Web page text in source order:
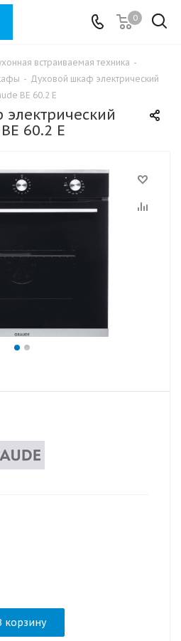
0
встраиваемая техника -
- Духовой шкаф электрический
BE 60.2 E
60.2 E
корзину